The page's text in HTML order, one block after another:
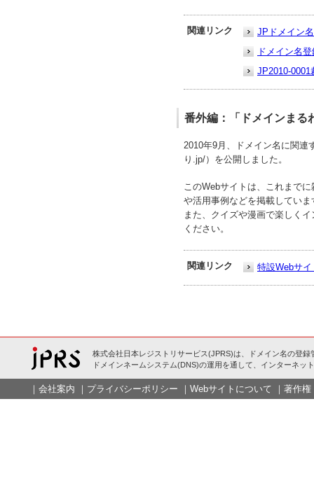
関連リンク
JPドメイン
ドメイン名
JP2010-0001
番外編：「ドメインまる
2010年9月、ドメイン名に関
り.jp/）を公開しました。
このWebサイトは、これまで
や活用事例などを掲載していま
また、クイズや漫画で楽しく
ください。
関連リンク 特設Webサ
株式会社日本レジストリサービス(JPRS)は、ドメイン名の登録
ドメインネームシステム(DNS)の運用を通して、インターネッ
｜ 会社案内 ｜ プライバシーポリシー ｜ Webサイトについて ｜ 著作権